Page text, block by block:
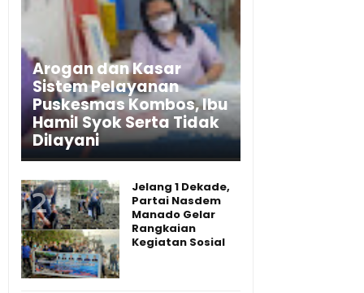
Arogan dan Kasar
Sistem Pelayanan
Puskesmas Kombos, Ibu
Hamil Syok Serta Tidak
Dilayani
Jelang 1 Dekade,
Partai Nasdem
Manado Gelar
Rangkaian
Kegiatan Sosial